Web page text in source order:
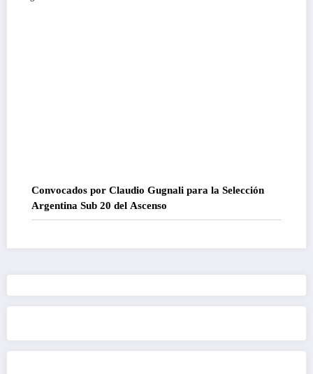
Convocados por Claudio Gugnali para la Selección
Argentina Sub 20 del Ascenso